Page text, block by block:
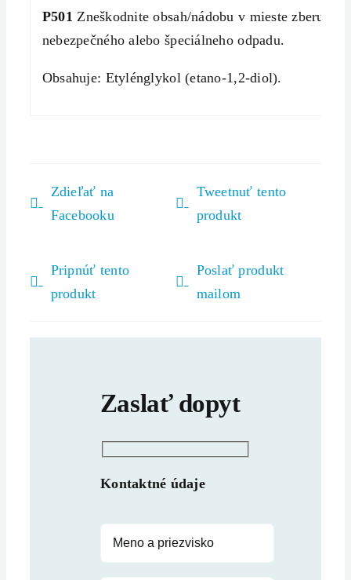
P501 Zneškodnite obsah/nádobu v mieste zberu
nebezpečného alebo špeciálneho odpadu.
Obsahuje: Etylénglykol (etano-1,2-diol).
Zdieľať na
Facebooku
Tweetnuť tento
produkt
Pripnúť tento
produkt
Poslať produkt
mailom
Zaslať dopyt
Kontaktné údaje